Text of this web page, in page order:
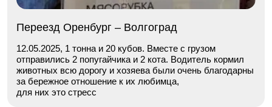
Переезд Оренбург – Волгоград
12.05.2025, 1 тонна и 20 кубов. Вместе с грузом
отправились 2 попугайчика и 2 кота. Водитель кормил
животных всю дорогу и хозяева были очень благодарны
за бережное отношение к их любимца,
для них это стресс